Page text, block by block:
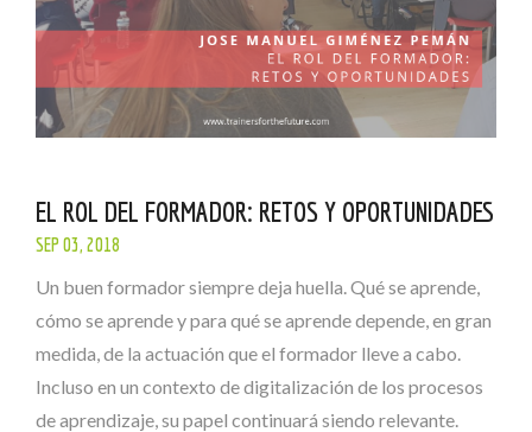
EL ROL DEL FORMADOR: RETOS Y OPORTUNIDADES
SEP 03, 2018
Un buen formador siempre deja huella. Qué se aprende,
cómo se aprende y para qué se aprende depende, en gran
medida, de la actuación que el formador lleve a cabo.
Incluso en un contexto de digitalización de los procesos
de aprendizaje, su papel continuará siendo relevante.